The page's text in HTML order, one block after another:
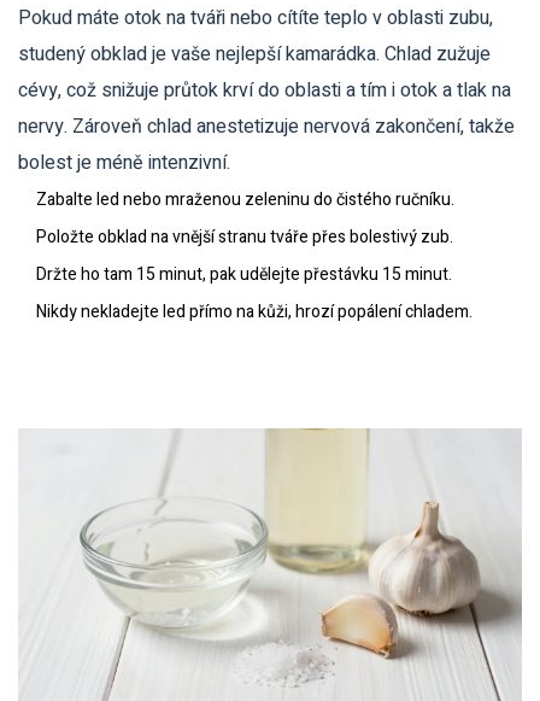
Pokud máte otok na tváři nebo cítíte teplo v oblasti zubu,
studený obklad je vaše nejlepší kamarádka. Chlad zužuje
cévy, což snižuje průtok krví do oblasti a tím i otok a tlak na
nervy. Zároveň chlad anestetizuje nervová zakončení, takže
bolest je méně intenzivní.
Zabalte led nebo mraženou zeleninu do čistého ručníku.
Položte obklad na vnější stranu tváře přes bolestivý zub.
Držte ho tam 15 minut, pak udělejte přestávku 15 minut.
Nikdy nekladejte led přímo na kůži, hrozí popálení chladem.